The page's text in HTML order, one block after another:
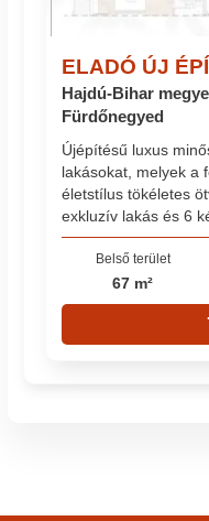
ELADÓ ÚJ
Hajdú-Bihar
Fürdőnegyed
Újépítésű luxus
lakásokat, melyek a
életstílus tökéletes
exkluzív lakás és 6
Belső terület
67 m²